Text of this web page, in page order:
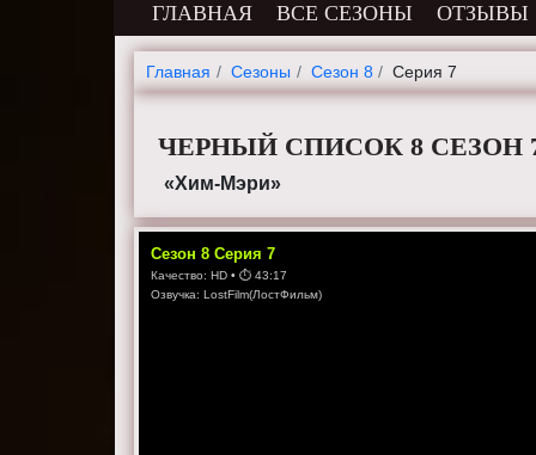
ГЛАВНАЯ ВСЕ СЕЗОНЫ ОТЗЫВЫ
Главная Cезоны Сезон 8 Серия 7
ЧЕРНЫЙ СПИСОК 8 СЕЗОН
«Хим-Мэри»
Сезон8 Серия7
Качество:HD • ⏱43:17
Озвучка:LostFilm(ЛостФильм)